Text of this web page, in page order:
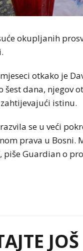
okupljanih
otkako je
šest dana, njegov
istinu.
se u veći
prava u Bosni.
piše Guardian o
JOŠ